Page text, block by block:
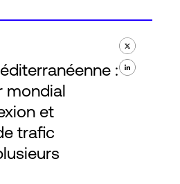
:
mondial
et
trafic